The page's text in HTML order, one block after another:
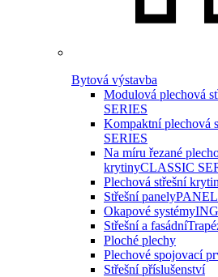
Bytová výstavba
Modulová plechová
SERIES
Kompaktní plechová
SERIES
Na míru řezané
krytinyCLASSIC
Plechová střešní
Střešní panely
Okapové systémy
Střešní a fasádní
Ploché plechy
Plechové spojovací
Střešní příslušenství